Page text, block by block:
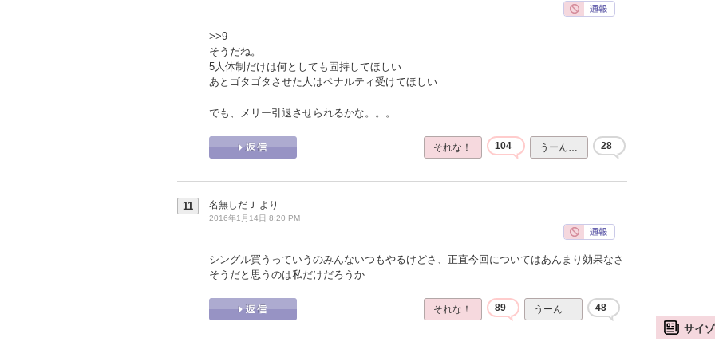
>>9
そうだね。
5人体制だけは何としても固持してほしい
あとゴタゴタさせた人はペナルティ受けてほしい
でも、メリー引退させられるかな。。。
それな！ 104 うーん… 28
11 名無しだＪ より
2016年1月14日 8:20 PM
シングル買うっていうのみんないつもやるけどさ、正直今回についてはあんまり効果なさ
そうだと思うのは私だけだろうか
それな！ 89 うーん… 48
サイ